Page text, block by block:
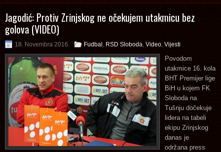
Jagodić: Protiv Zrinjskog ne očekujem utakmicu bez
golova (VIDEO)
18. Novembra 2016. Fudbal RSD Sloboda Video Vijesti
Povodom
utakmice 16. kola
BHT Premijer lige
BiH u kojem FK
Sloboda na
Tušnju dočekuje
lidera na tabeli
ekipu Zrinjskog
danas je
održana press